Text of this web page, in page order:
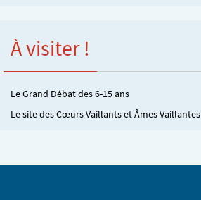
À visiter !
Le Grand Débat des 6-15 ans
Le site des Cœurs Vaillants et Âmes Vaillantes